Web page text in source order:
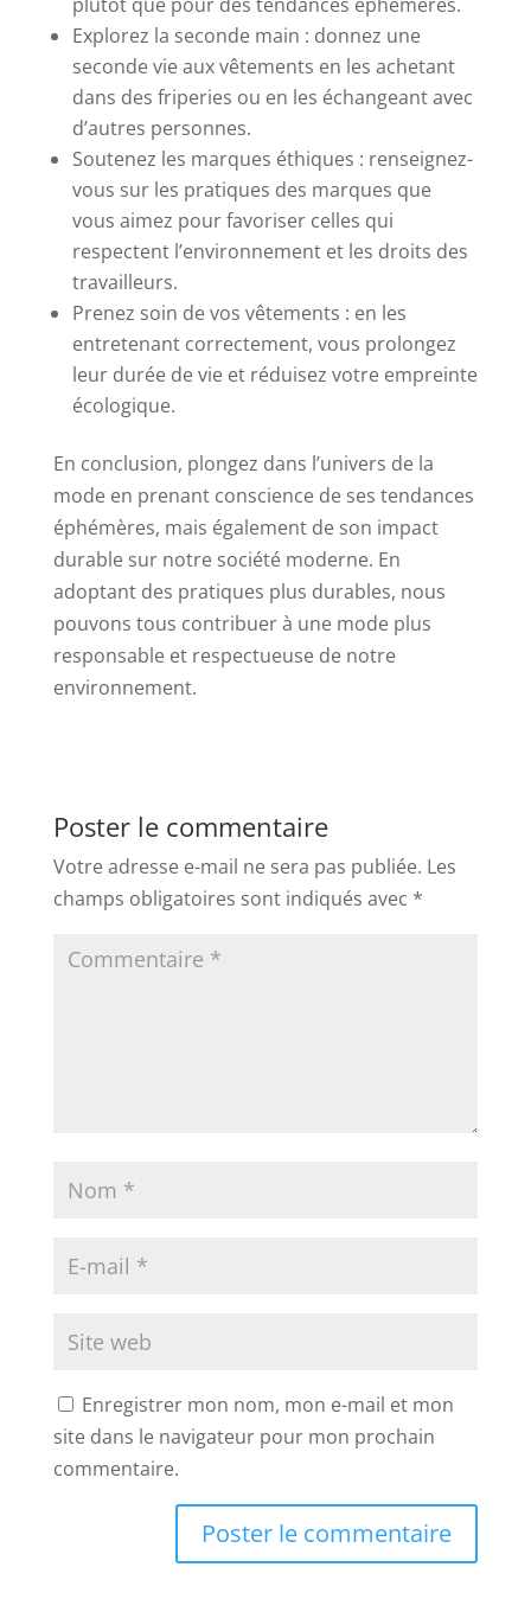
Explorez la seconde main : donnez une
seconde vie aux vêtements en les achetant
dans des friperies ou en les échangeant avec
d’autres personnes.
Soutenez les marques éthiques : renseignez-
vous sur les pratiques des marques que
vous aimez pour favoriser celles qui
respectent l’environnement et les droits des
travailleurs.
Prenez soin de vos vêtements : en les
entretenant correctement, vous prolongez
leur durée de vie et réduisez votre empreinte
écologique.
En conclusion, plongez dans l’univers de la
mode en prenant conscience de ses tendances
éphémères, mais également de son impact
durable sur notre société moderne. En
adoptant des pratiques plus durables, nous
pouvons tous contribuer à une mode plus
responsable et respectueuse de notre
environnement.
Poster le commentaire
Votre adresse e-mail ne sera pas publiée. Les
champs obligatoires sont indiqués avec *
Enregistrer mon nom, mon e-mail et mon
site dans le navigateur pour mon prochain
commentaire.